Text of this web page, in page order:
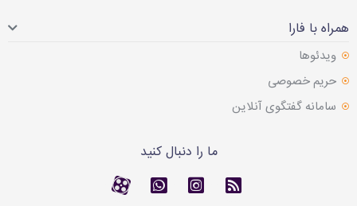
همراه با فارا
ویدئوها
حریم خصوصی
سامانه گفتگوی آنلاین
ما را دنبال کنید
RSS کانال آپارات
تماس با واتس اپ
کانال آپارات